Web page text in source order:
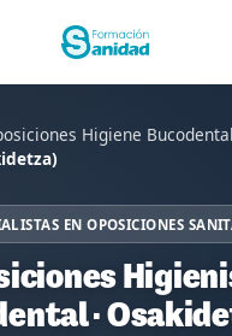
Higiene Bucodental
EN OPOSICIONES
·